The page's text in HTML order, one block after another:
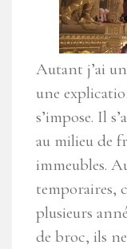
Autant j’ai
une
s’impose. Il
au milieu de
immeubles.
temporaires,
plusieurs
de broc, ils